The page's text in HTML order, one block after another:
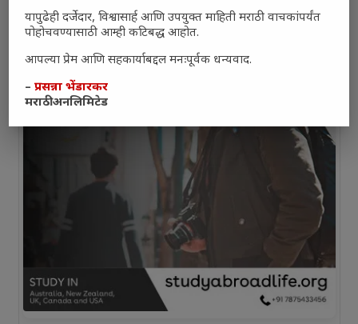
यापुढेही दर्जेदार, विश्वासार्ह आणि उपयुक्त माहिती मराठी वाचकांपर्यंत
पोहोचवण्यासाठी आम्ही कटिबद्ध आहोत.
आपल्या प्रेम आणि सहकार्याबद्दल मनःपूर्वक धन्यवाद.
–प्रसन्ना भेंडारकर
मराठी अनलिमिटेड